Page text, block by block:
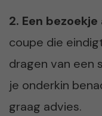
2. Een
coupe die
dragen van een
je onderkin
graag advies.